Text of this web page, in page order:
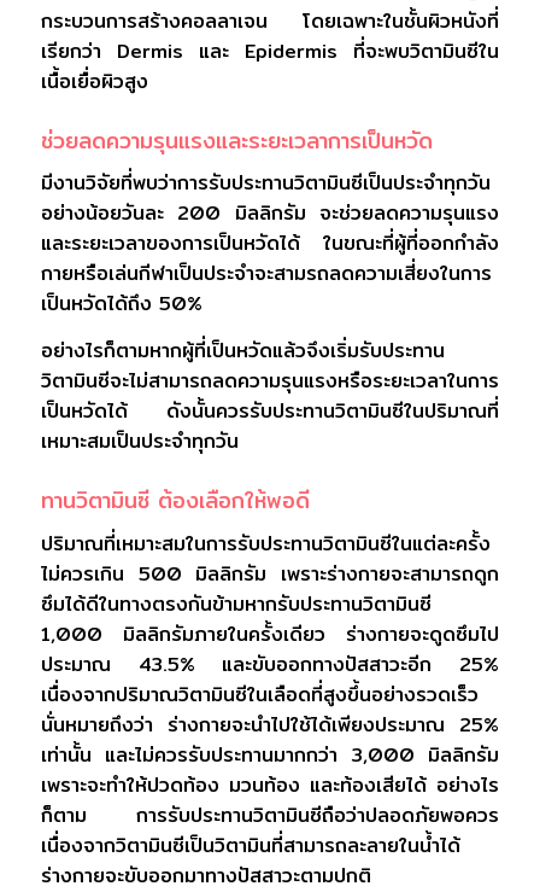
กระบวนการสร้างคอลลาเจน โดยเฉพาะในชั้นผิวหนังที่
เรียกว่า Dermis และ Epidermis ที่จะพบวิตามินซีใน
เนื้อเยื่อผิวสูง
ช่วยลดความรุนแรงและระยะเวลาการเป็นหวัด
มีงานวิจัยที่พบว่าการรับประทานวิตามินซีเป็นประจำทุกวัน
อย่างน้อยวันละ 200 มิลลิกรัม จะช่วยลดความรุนแรง
และระยะเวลาของการเป็นหวัดได้ ในขณะที่ผู้ที่ออกกำลัง
กายหรือเล่นกีฬาเป็นประจำจะสามรถลดความเสี่ยงในการ
เป็นหวัดได้ถึง 50%
อย่างไรก็ตามหากผู้ที่เป็นหวัดแล้วจึงเริ่มรับประทาน
วิตามินซีจะไม่สามารถลดความรุนแรงหรือระยะเวลาในการ
เป็นหวัดได้ ดังนั้นควรรับประทานวิตามินซีในปริมาณที่
เหมาะสมเป็นประจำทุกวัน
ทานวิตามินซี ต้องเลือกให้พอดี
ปริมาณที่เหมาะสมในการรับประทานวิตามินซีในแต่ละครั้ง
ไม่ควรเกิน 500 มิลลิกรัม เพราะร่างกายจะสามารถดูก
ซึมได้ดีในทางตรงกันข้ามหากรับประทานวิตามินซี
1,000 มิลลิกรัมภายในครั้งเดียว ร่างกายจะดูดซึมไป
ประมาณ 43.5% และขับออกทางปัสสาวะอีก 25%
เนื่องจากปริมาณวิตามินซีในเลือดที่สูงขึ้นอย่างรวดเร็ว
นั่นหมายถึงว่า ร่างกายจะนำไปใช้ได้เพียงประมาณ 25%
เท่านั้น และไม่ควรรับประทานมากกว่า 3,000 มิลลิกรัม
เพราะจะทำให้ปวดท้อง มวนท้อง และท้องเสียได้ อย่างไร
ก็ตาม การรับประทานวิตามินซีถือว่าปลอดภัยพอควร
เนื่องจากวิตามินซีเป็นวิตามินที่สามารถละลายในน้ำได้
ร่างกายจะขับออกมาทางปัสสาวะตามปกติ